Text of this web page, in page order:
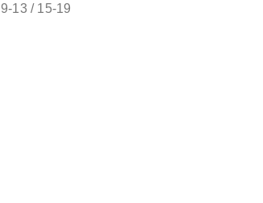
9-13 / 15-19